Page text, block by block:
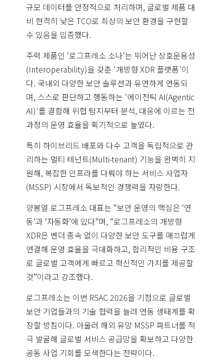
규모 데이터를 안정적으로 처리하며, 글로벌 제품 대
비 현격히 낮은 TCO로 최상의 보안 환경을 구현할
수 있음을 입증했다.
주력 제품인 ‘로그프레소 소나’는 뛰어난 상호운용성
(Interoperability)을 갖춘 '개방형 XDR 플랫폼'이
다. 국내외 다양한 보안 솔루션과 유연하게 연동되
며, 스스로 판단하고 행동하는 '에이전틱 AI(Agentic
AI)'를 결합해 위협 탐지부터 분석, 대응에 이르는 전
과정의 운영 효율을 획기적으로 높였다.
특히 하이브리드 배포와 다수 고객을 독립적으로 관
리하는 멀티 테넌트(Multi-tenant) 기능을 완벽히 지
원해, 복잡한 인프라를 다뤄야 하는 서비스 사업자
(MSSP) 시장에서 독보적인 경쟁력을 자랑한다.
양봉열 로그프레소 대표는 “보안 운영의 핵심은 ‘연
동’과 ‘자동화’에 있다”며, “로그프레소의 개방형
XDR은 벤더 종속 없이 다양한 보안 도구를 매끄럽게
연결해 운영 효율을 극대화하고, 합리적인 비용 구조
로 글로벌 고객에게 빠르고 혁신적인 가치를 제공할
것”이라고 강조했다.
로그프레소는 이번 RSAC 2026을 기점으로 글로벌
보안 기업들과의 기술 협력을 늘려 연동 생태계를 확
장할 방침이다. 아울러 해외 유망 MSSP 파트너를 적
극 발굴해 글로벌 서비스 공급망을 확보하고 다양한
공동 사업 기회를 모색한다는 전략이다.